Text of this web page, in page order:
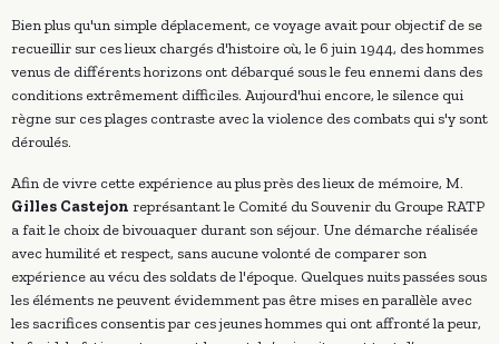
Bien plus qu'un simple déplacement, ce voyage avait pour objectif de se
recueillir sur ces lieux chargés d'histoire où, le 6 juin 1944, des hommes
venus de différents horizons ont débarqué sous le feu ennemi dans des
conditions extrêmement difficiles. Aujourd'hui encore, le silence qui
règne sur ces plages contraste avec la violence des combats qui s'y sont
déroulés.
Afin de vivre cette expérience au plus près des lieux de mémoire, M.
Gilles Castejon représantant le Comité du Souvenir du Groupe RATP
a fait le choix de bivouaquer durant son séjour. Une démarche réalisée
avec humilité et respect, sans aucune volonté de comparer son
expérience au vécu des soldats de l'époque. Quelques nuits passées sous
les éléments ne peuvent évidemment pas être mises en parallèle avec
les sacrifices consentis par ces jeunes hommes qui ont affronté la peur,